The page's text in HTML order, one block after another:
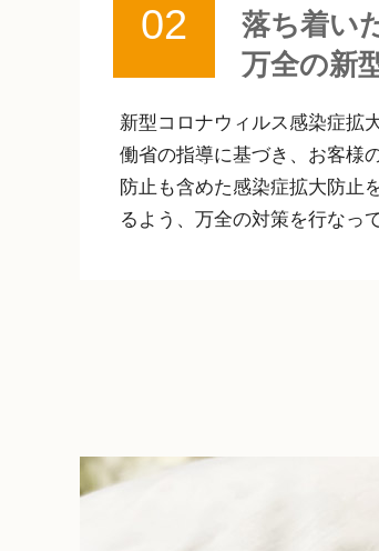
02
落ち着い
万全の新
新型コロナウィルス感染症拡
働省の指導に基づき、お客様
防止も含めた感染症拡大防止
るよう、万全の対策を行なっ